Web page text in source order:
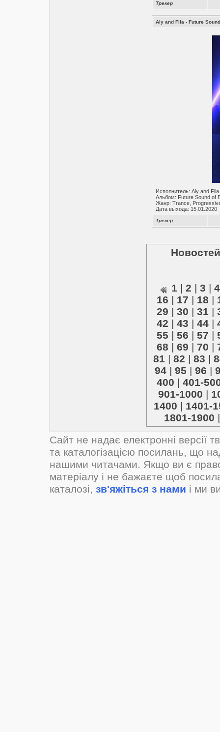
Трекер
Aly and Fila - Future
Исполнитель: Aly and Fila
Альбом: Future Sound of
Жанр: Trance,
Дата выхода: 15.01.2020
Трекер
1 | 2 | 3 | 4
16 | 17 | 18 |
29 | 30 | 31 |
42 | 43 | 44|
55 | 56 | 57 |
68 | 69 | 70 |
81 | 82 | 83 |
94 | 95 | 96 |
400 | 401-
901-1000 |
1400 | 1401-
1801-1900
Сайт не надає електронні версії
та каталогізацією посилань, що
нашими читачами. Якщо ви є
матеріалу і не бажаєте щоб
каталозі, зв'яжіться з нами і ми